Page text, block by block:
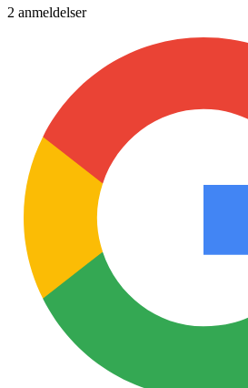
2 anmeldelser